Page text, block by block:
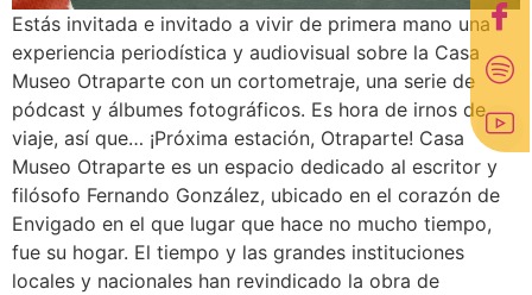
Estás invitada e invitado a vivir de primera mano una
experiencia periodística y audiovisual sobre la Casa
Museo Otraparte con un cortometraje, una serie de
pódcast y álbumes fotográficos. Es hora de irnos de
viaje, así que… ¡Próxima estación, Otraparte! Casa
Museo Otraparte es un espacio dedicado al escritor y
filósofo Fernando González, ubicado en el corazón de
Envigado en el que lugar que hace no mucho tiempo,
fue su hogar. El tiempo y las grandes instituciones
locales y nacionales han revindicado la obra de